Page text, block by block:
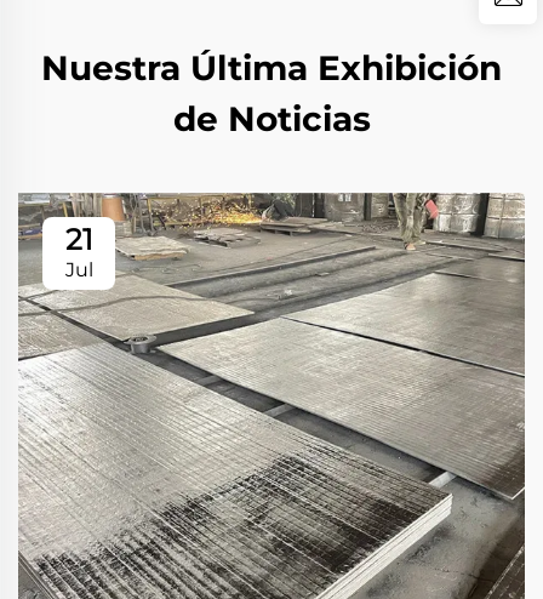
Nuestra Última Exhibición
de Noticias
21
Jul